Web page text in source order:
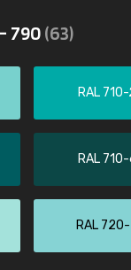
790(63)
RAL
RAL
RAL